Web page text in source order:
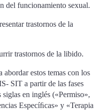
del funcionamiento sexual.
trastornos de la
trastornos de la libido.
estos temas con los
SIT a partir de las fases
en inglés («Permiso»,
Especíﬁcas» y «Terapia